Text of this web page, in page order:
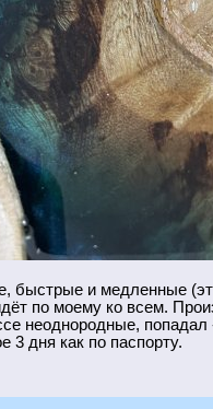
и медленные
по моему ко всем.
неоднородные,
3 дня как по паспорту.